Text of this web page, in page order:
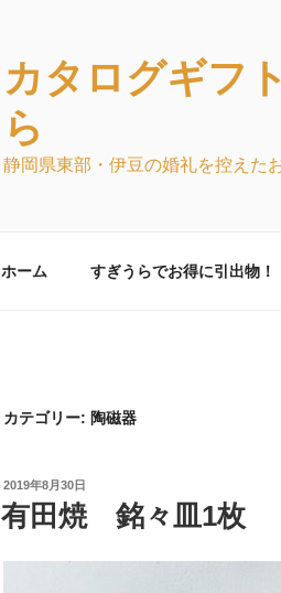
カタログギフ
ら
静岡県東部・伊豆の婚礼を控えた
ホーム すぎうらでお得に引出物！
カテゴリー: 陶磁器
投
稿
日:
2019年8月30日
有田焼 銘々皿1枚